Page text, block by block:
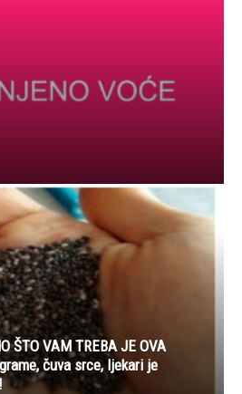
ŠTO VAM TREBA JE OVA
čuva srce, ljekari je